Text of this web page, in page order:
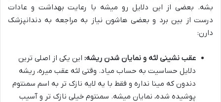
بشه. بعضی از این دلایل رو میشه با رعایت بهداشت و عادات
درست از بین برد و بعضی هاشون نیاز به مراجعه به دندانپزشک
دارن:
عقب نشینی لثه و نمایان شدن ریشه: این یکی از اصلی ترین
دلایل حساسیت به حساب میاد. وقتی لثه عقب میره، ریشه
دندون که مینا نداره و فقط با یه لایه نازک تر به اسم سمنتوم
پوشیده شده، نمایان میشه. سمنتوم خیلی نازک تر و آسیب